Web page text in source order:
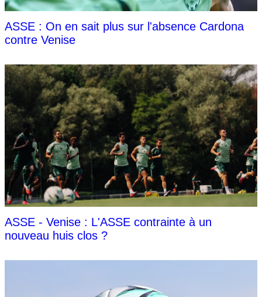
ASSE : On en sait plus sur l'absence Cardona
contre Venise
ASSE - Venise : L'ASSE contrainte à un
nouveau huis clos ?